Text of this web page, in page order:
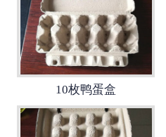
纸托
酒瓶托
10枚鸭蛋盒